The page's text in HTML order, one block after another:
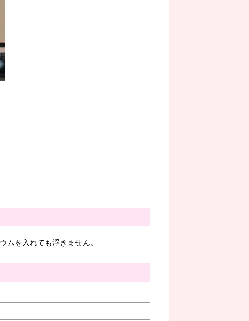
ムを入れても浮きません。